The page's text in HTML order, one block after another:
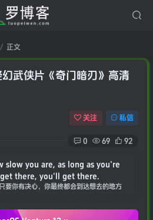
正文
武侠片《奇门暗刃》高清
关注 私信
0 69 92
slow you are, as long as you're
there, you'll get there.
要你有决心，你最终都会到达想去的地方